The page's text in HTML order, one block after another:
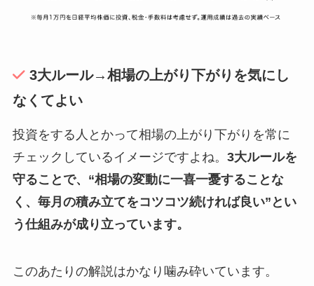
3大ルール→相場の上がり下がりを気にし
なくてよい
投資をする人とかって相場の上がり下がりを常に
チェックしているイメージですよね。 3大ルールを
守ることで、“相場の変動に一喜一憂することな
く、毎月の積み立てをコツコツ続ければ良い”とい
う仕組みが成り立っています。
このあたりの解説はかなり噛み砕いています。